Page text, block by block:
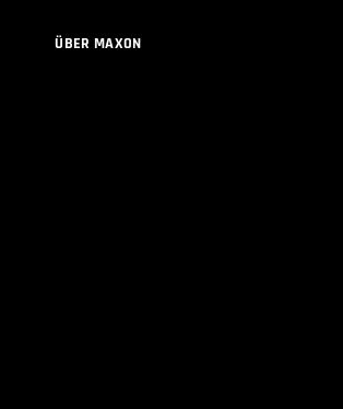
ÜBER MAXON